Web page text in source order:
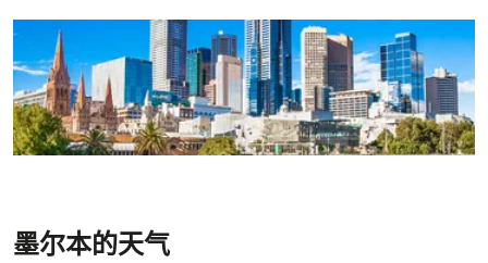
墨尔本的天气